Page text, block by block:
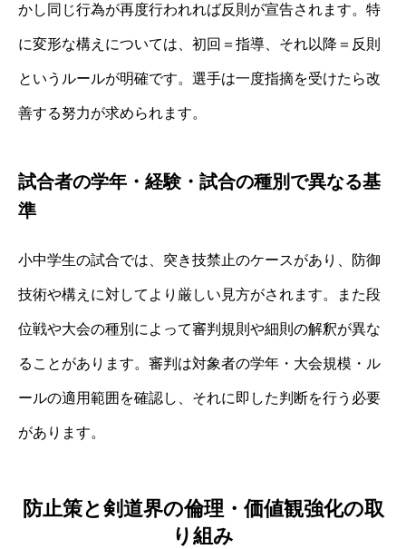
かし同じ行為が再度行われれば反則が宣告されます。特
に変形な構えについては、初回＝指導、それ以降＝反則
というルールが明確です。選手は一度指摘を受けたら改
善する努力が求められます。
試合者の学年・経験・試合の種別で異なる基
準
小中学生の試合では、突き技禁止のケースがあり、防御
技術や構えに対してより厳しい見方がされます。また段
位戦や大会の種別によって審判規則や細則の解釈が異な
ることがあります。審判は対象者の学年・大会規模・ル
ールの適用範囲を確認し、それに即した判断を行う必要
があります。
防止策と剣道界の倫理・価値観強化の取
り組み